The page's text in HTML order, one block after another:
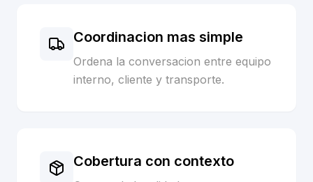
Coordinacion mas simple
Ordena la conversacion entre equipo
interno, cliente y transporte.
Cobertura con contexto